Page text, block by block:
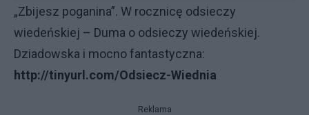
„Zbijesz poganina”. W rocznicę odsieczy
wiedeńskiej – Duma o odsieczy wiedeńskiej.
Dziadowska i mocno fantastyczna:
http://tinyurl.com/Odsiecz-Wiednia
Reklama